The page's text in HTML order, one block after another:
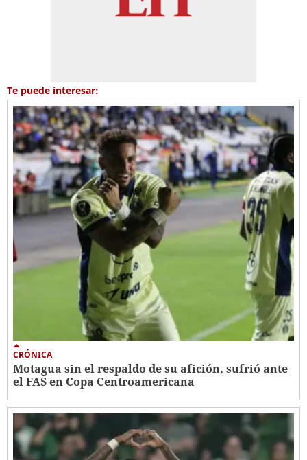
Te puede interesar:
CRÓNICA
Motagua sin el respaldo de su afición, sufrió ante
el FAS en Copa Centroamericana